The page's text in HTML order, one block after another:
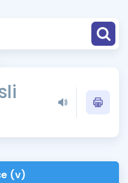
(v)